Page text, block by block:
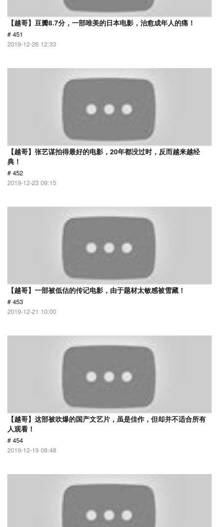
【越哥】豆瓣8.7分，一部唯美的日本电影，治愈成年人的痛！
# 451
2019-12-26 12:33
【越哥】张艺谋拍得最好的电影，20年都没过时，反而越来越经
典！
# 452
2019-12-23 09:15
【越哥】一部被低估的传记电影，由于题材太敏感被雪藏！
# 453
2019-12-21 10:00
【越哥】这部被吹爆的国产文艺片，虽是佳作，但却并不适合所有
人观看！
# 454
2019-12-19 08:48